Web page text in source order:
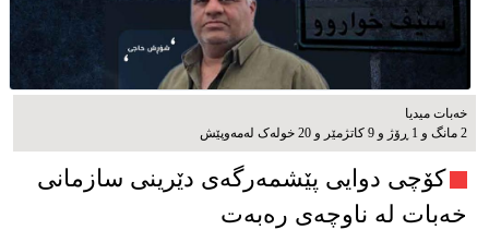
خەبات میدیا
2 مانگ و 1 ڕۆژ و 9 کاتژمێر و 20 خوله‌ک له‌مه‌وپێش‌
کۆچی دوایی پێشمەرگەی دێرینی سازمانی
خەبات لە ناوچەی رەبەت